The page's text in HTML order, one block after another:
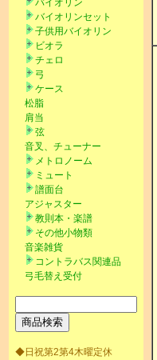
バイオリン
バイオリンセット
子供用バイオリン
ビオラ
チェロ
弓
ケース
松脂
肩当
弦
音叉、チューナー
メトロノーム
ミュート
譜面台
アジャスター
教則本・楽譜
その他小物類
音楽雑貨
コントラバス関連品
弓毛替え受付
◆日祝第2第4木曜定休